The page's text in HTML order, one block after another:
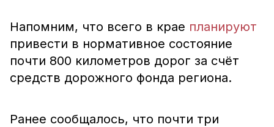
Напомним, что всего в крае планируют
привести в нормативное состояние
почти 800 километров дорог за счёт
средств дорожного фонда региона.
Ранее сообщалось, что почти три